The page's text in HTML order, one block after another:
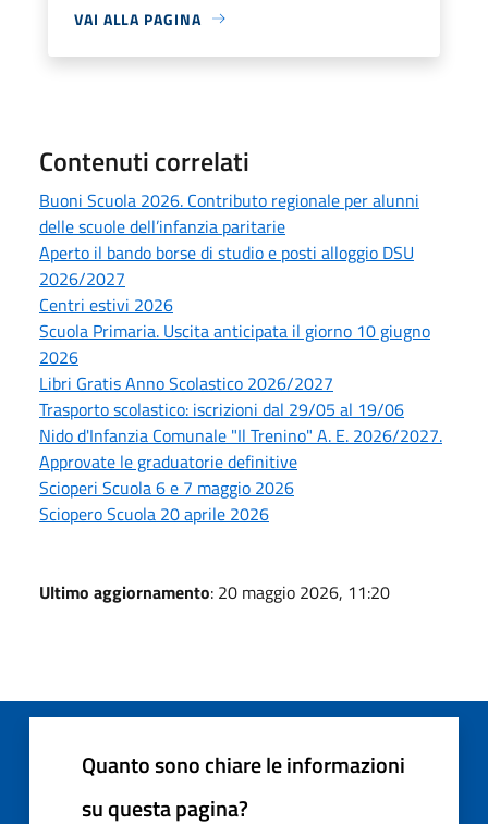
VAI ALLA PAGINA
Contenuti correlati
Buoni Scuola 2026. Contributo regionale per alunni
delle scuole dell’infanzia paritarie
Aperto il bando borse di studio e posti alloggio DSU
2026/2027
Centri estivi 2026
Scuola Primaria. Uscita anticipata il giorno 10 giugno
2026
Libri Gratis Anno Scolastico 2026/2027
Trasporto scolastico: iscrizioni dal 29/05 al 19/06
Nido d'Infanzia Comunale "Il Trenino" A. E. 2026/2027.
Approvate le graduatorie definitive
Scioperi Scuola 6 e 7 maggio 2026
Sciopero Scuola 20 aprile 2026
Ultimo aggiornamento: 20 maggio 2026, 11:20
Quanto sono chiare le informazioni
su questa pagina?